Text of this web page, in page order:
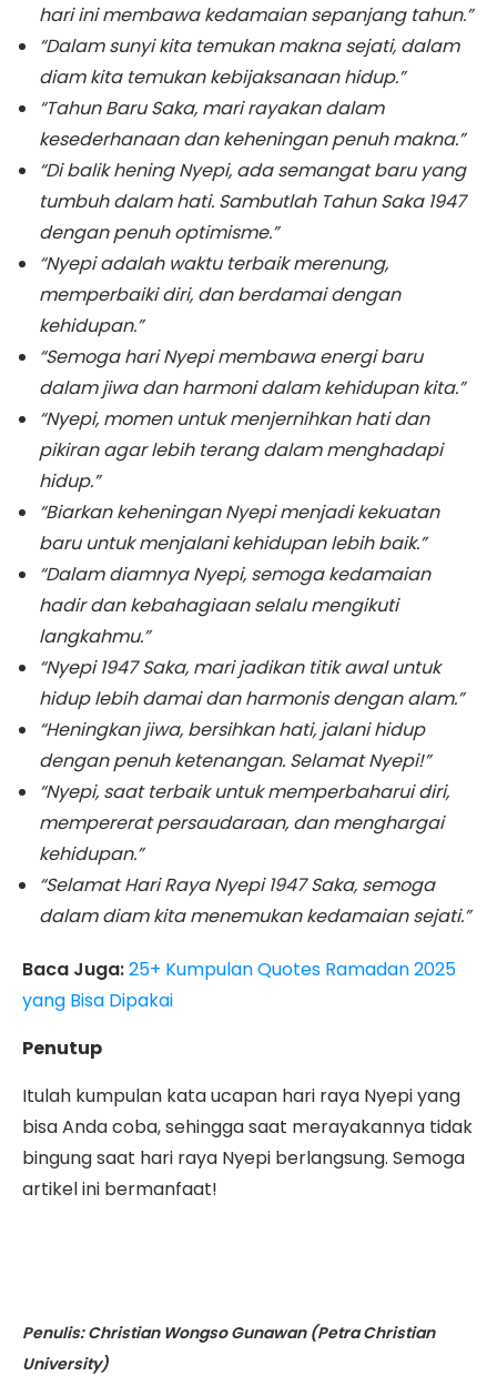
hari ini membawa kedamaian sepanjang tahun.”
“Dalam sunyi kita temukan makna sejati, dalam
diam kita temukan kebijaksanaan hidup.”
“Tahun Baru Saka, mari rayakan dalam
kesederhanaan dan keheningan penuh makna.”
“Di balik hening Nyepi, ada semangat baru yang
tumbuh dalam hati. Sambutlah Tahun Saka 1947
dengan penuh optimisme.”
“Nyepi adalah waktu terbaik merenung,
memperbaiki diri, dan berdamai dengan
kehidupan.”
“Semoga hari Nyepi membawa energi baru
dalam jiwa dan harmoni dalam kehidupan kita.”
“Nyepi, momen untuk menjernihkan hati dan
pikiran agar lebih terang dalam menghadapi
hidup.”
“Biarkan keheningan Nyepi menjadi kekuatan
baru untuk menjalani kehidupan lebih baik.”
“Dalam diamnya Nyepi, semoga kedamaian
hadir dan kebahagiaan selalu mengikuti
langkahmu.”
“Nyepi 1947 Saka, mari jadikan titik awal untuk
hidup lebih damai dan harmonis dengan alam.”
“Heningkan jiwa, bersihkan hati, jalani hidup
dengan penuh ketenangan. Selamat Nyepi!”
“Nyepi, saat terbaik untuk memperbaharui diri,
mempererat persaudaraan, dan menghargai
kehidupan.”
“Selamat Hari Raya Nyepi 1947 Saka, semoga
dalam diam kita menemukan kedamaian sejati.”
Baca Juga:25+ Kumpulan Quotes Ramadan 2025
yang Bisa Dipakai
Penutup
Itulah kumpulan kata ucapan hari raya Nyepi yang
bisa Anda coba, sehingga saat merayakannya tidak
bingung saat hari raya Nyepi berlangsung. Semoga
artikel ini bermanfaat!
Penulis: Christian Wongso Gunawan (Petra Christian
University)